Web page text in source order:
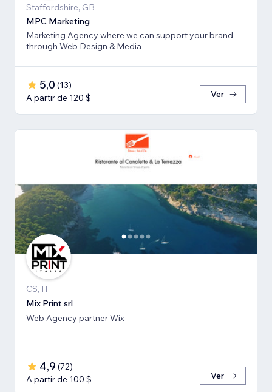
Staffordshire, GB
MPC Marketing
Marketing Agency where we can support your brand
through Web Design & Media
5,0 (13)
A partir de 120 $
Ver
CS, IT
Mix Print srl
Web Agency partner Wix
4,9 (72)
A partir de 100 $
Ver